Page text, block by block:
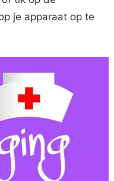
je apparaat op te